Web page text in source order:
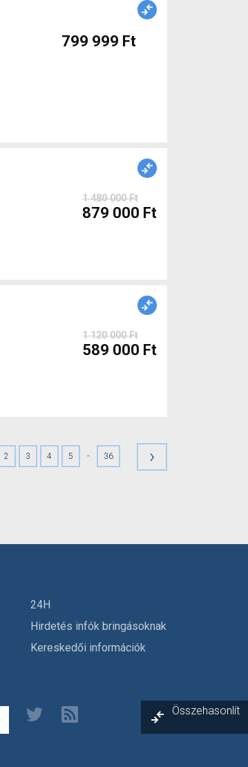
799 999 Ft
1 480 000 Ft
879 000 Ft
1 120 000 Ft
589 000 Ft
2 3 4 5 - 36 ›
24H
Hirdetés infók bringásoknak
Kereskedői információk
Összehasonlít